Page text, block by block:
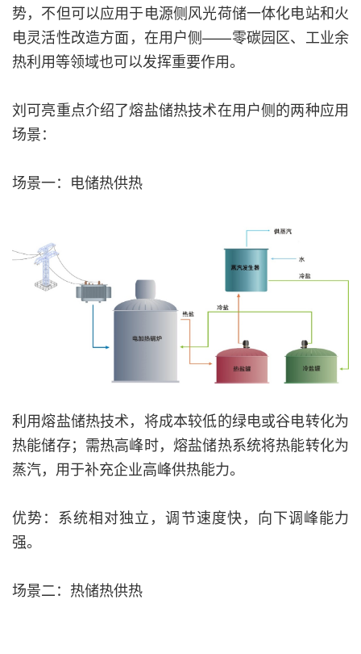
势，不但可以应用于电源侧风光荷储一体化电站和火
电灵活性改造方面，在用户侧——零碳园区、工业余
热利用等领域也可以发挥重要作用。
刘可亮重点介绍了熔盐储热技术在用户侧的两种应用
场景：
场景一：电储热供热
利用熔盐储热技术，将成本较低的绿电或谷电转化为
热能储存；需热高峰时，熔盐储热系统将热能转化为
蒸汽，用于补充企业高峰供热能力。
优势：系统相对独立，调节速度快，向下调峰能力
强。
场景二：热储热供热